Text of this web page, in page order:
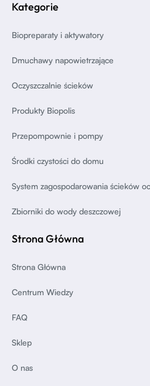
Kategorie
Biopreparaty i aktywatory
Dmuchawy napowietrzające
Oczyszczalnie ścieków
Produkty Biopolis
Przepompownie i pompy
Środki czystości do domu
System zagospodarowania ścieków
Zbiorniki do wody deszczowej
Strona Główna
Strona Główna
Centrum Wiedzy
FAQ
Sklep
O nas